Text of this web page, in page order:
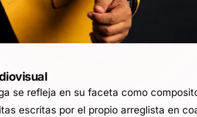
se refleja en su faceta como
escritas por el propio arreglista en